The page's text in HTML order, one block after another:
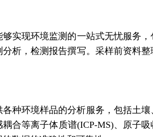
实现环境监测的一站式无忧服务
析，检测报告撰写。采样前资料
种环境样品的分析服务，包括土
合等离子体质谱(ICP-MS)、原子